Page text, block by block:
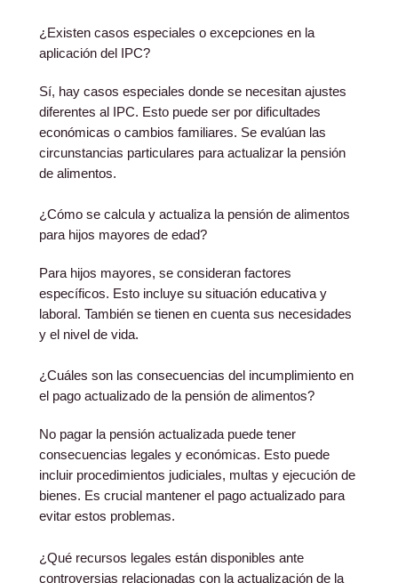
¿Existen casos especiales o excepciones en la
aplicación del IPC?
Sí, hay casos especiales donde se necesitan ajustes
diferentes al IPC. Esto puede ser por dificultades
económicas o cambios familiares. Se evalúan las
circunstancias particulares para actualizar la pensión
de alimentos.
¿Cómo se calcula y actualiza la pensión de alimentos
para hijos mayores de edad?
Para hijos mayores, se consideran factores
específicos. Esto incluye su situación educativa y
laboral. También se tienen en cuenta sus necesidades
y el nivel de vida.
¿Cuáles son las consecuencias del incumplimiento en
el pago actualizado de la pensión de alimentos?
No pagar la pensión actualizada puede tener
consecuencias legales y económicas. Esto puede
incluir procedimientos judiciales, multas y ejecución de
bienes. Es crucial mantener el pago actualizado para
evitar estos problemas.
¿Qué recursos legales están disponibles ante
controversias relacionadas con la actualización de la